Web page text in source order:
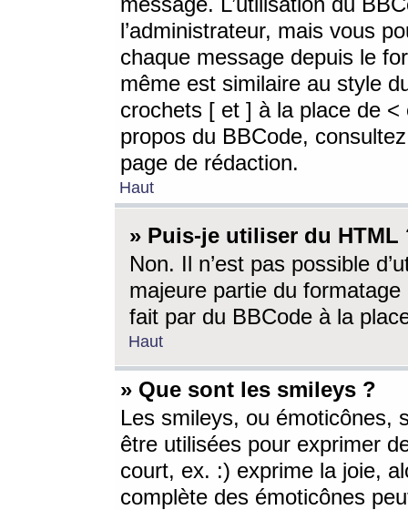
l’administrateur, mais vous
chaque message depuis le
même est similaire au style
crochets [ et ] à la place de <
propos du BBCode,
page de rédaction.
Haut
» Puis-je utiliser du HTML
Non. Il n’est pas possible
majeure partie du
fait par du BBCode à la
Haut
» Que sont les smileys ?
Les smileys, ou émoticônes,
être utilisées pour exprimer
court, ex. :) exprime la joie,
complète des émoticônes